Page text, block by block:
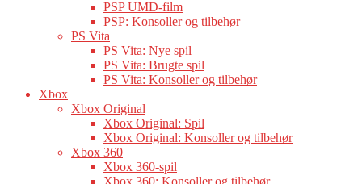
PSP UMD-film
PSP: Konsoller og tilbehør
PS Vita
PS Vita: Nye spil
PS Vita: Brugte spil
PS Vita: Konsoller og tilbehør
Xbox
Xbox Original
Xbox Original: Spil
Xbox Original: Konsoller og tilbehør
Xbox 360
Xbox 360-spil